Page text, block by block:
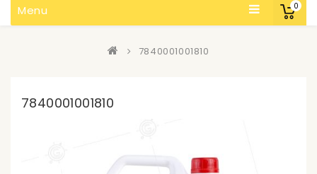
0
Menu
7840001001810
7840001001810